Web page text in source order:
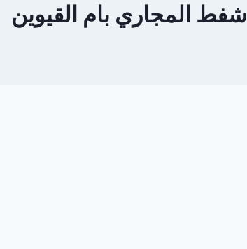
شفط المجاري بام القيوين